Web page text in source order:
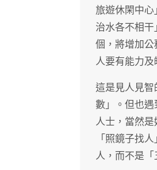
旅遊休閑中
治水各不相
個，將增加
人要有能力及
這是見人見
數」。但也
人士，當然
「照鏡子找
人，而不是「